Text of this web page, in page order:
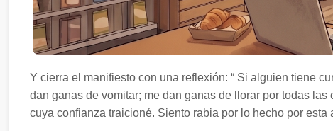
Y cierra el manifiesto con una reflexión: “ Si alguien tiene
dan ganas de vomitar; me dan ganas de llorar por todas
cuya confianza traicioné. Siento rabia por lo hecho por esta